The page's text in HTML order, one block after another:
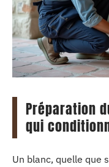
Préparation
qui
Un blanc, quelle que